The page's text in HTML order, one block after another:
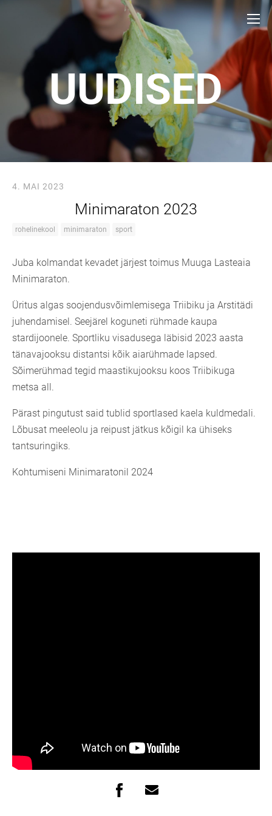
UUDISED
4. MAI 2023
Minimaraton 2023
rohelinekool minimaraton sport
Juba kolmandat kevadet järjest toimus Muuga Lasteaia
Minimaraton.
Üritus algas soojendusvõimlemisega Triibiku ja Arstitädi
juhendamisel. Seejärel koguneti rühmade kaupa
stardijoonele. Sportliku visadusega läbisid 2023 aasta
tänavajooksu distantsi kõik aiarühmade lapsed.
Sõimerühmad tegid maastikujooksu koos Triibikuga
metsa all.
Pärast pingutust said tublid sportlased kaela kuldmedali.
Lõbusat meeleolu ja reipust jätkus kõigil ka ühiseks
tantsuringiks.
Kohtumiseni Minimaratonil 2024